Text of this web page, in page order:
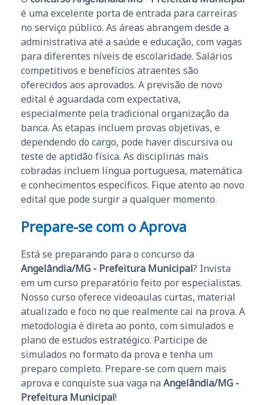
é uma excelente porta de entrada para carreiras
no serviço público. As áreas abrangem desde a
administrativa até a saúde e educação, com vagas
para diferentes níveis de escolaridade. Salários
competitivos e benefícios atraentes são
oferecidos aos aprovados. A previsão de novo
edital é aguardada com expectativa,
especialmente pela tradicional organização da
banca. As etapas incluem provas objetivas, e
dependendo do cargo, pode haver discursiva ou
teste de aptidão física. As disciplinas mais
cobradas incluem língua portuguesa, matemática
e conhecimentos específicos. Fique atento ao novo
edital que pode surgir a qualquer momento.
Prepare-se com o Aprova
Está se preparando para o concurso da
Angelândia/MG - Prefeitura Municipal? Invista
em um curso preparatório feito por especialistas.
Nosso curso oferece videoaulas curtas, material
atualizado e foco no que realmente cai na prova. A
metodologia é direta ao ponto, com simulados e
plano de estudos estratégico. Participe de
simulados no formato da prova e tenha um
preparo completo. Prepare-se com quem mais
aprova e conquiste sua vaga na Angelândia/MG -
Prefeitura Municipal!